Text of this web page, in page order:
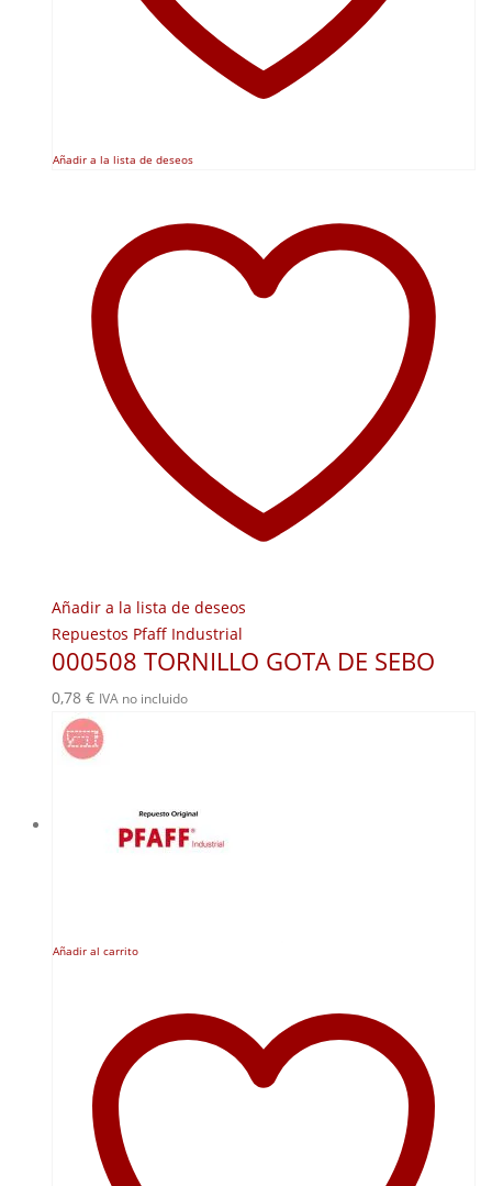
Añadir a la lista de deseos
Añadir a la lista de deseos
Repuestos Pfaff Industrial
000508 TORNILLO GOTA DE SEBO
0,78 € IVA no incluido
Añadir al carrito